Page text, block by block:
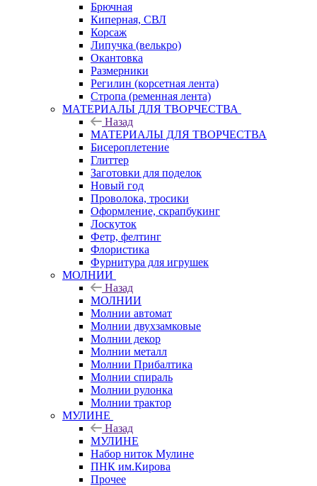
Брючная
Киперная, СВЛ
Корсаж
Липучка (велькро)
Окантовка
Размерники
Регилин (корсетная лента)
Стропа (ременная лента)
МАТЕРИАЛЫ ДЛЯ ТВОРЧЕСТВА
Назад
МАТЕРИАЛЫ ДЛЯ ТВОРЧЕСТВА
Бисероплетение
Глиттер
Заготовки для поделок
Новый год
Проволока, тросики
Оформление, скрапбукинг
Лоскуток
Фетр, фелтинг
Флористика
Фурнитура для игрушек
МОЛНИИ
Назад
МОЛНИИ
Молнии автомат
Молнии двухзамковые
Молнии декор
Молнии металл
Молнии Прибалтика
Молнии спираль
Молнии рулонка
Молнии трактор
МУЛИНЕ
Назад
МУЛИНЕ
Набор ниток Мулине
ПНК им.Кирова
Прочее